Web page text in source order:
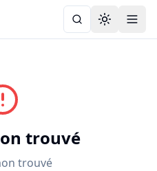
Toggle
trouvé
trouvé